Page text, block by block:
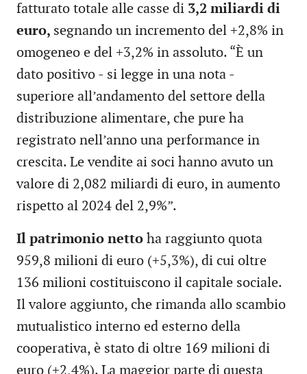
fatturato totale alle casse di 3,2 miliardi di
euro, segnando un incremento del +2,8% in
omogeneo e del +3,2% in assoluto. “È un
dato positivo - si legge in una nota -
superiore all’andamento del settore della
distribuzione alimentare, che pure ha
registrato nell’anno una performance in
crescita. Le vendite ai soci hanno avuto un
valore di 2,082 miliardi di euro, in aumento
rispetto al 2024 del 2,9%”.
Il patrimonio netto ha raggiunto quota
959,8 milioni di euro (+5,3%), di cui oltre
136 milioni costituiscono il capitale sociale.
Il valore aggiunto, che rimanda allo scambio
mutualistico interno ed esterno della
cooperativa, è stato di oltre 169 milioni di